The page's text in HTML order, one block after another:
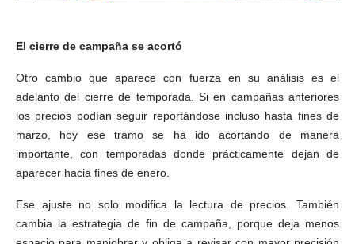
El cierre de campaña se acortó
Otro cambio que aparece con fuerza en su análisis es el
adelanto del cierre de temporada. Si en campañas anteriores
los precios podían seguir reportándose incluso hasta fines de
marzo, hoy ese tramo se ha ido acortando de manera
importante, con temporadas donde prácticamente dejan de
aparecer hacia fines de enero.
Ese ajuste no solo modifica la lectura de precios. También
cambia la estrategia de fin de campaña, porque deja menos